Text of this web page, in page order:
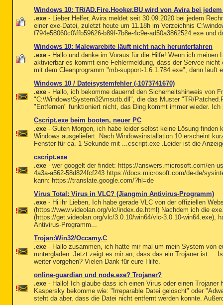
Windows 10: TR/AD.Fire.Hooker.BU wird von Avira bei
.exe - Lieber Helfer, Avira meldet seit 30.09.2020 bei jedem
einer exe-Datei, zuletzt heute um 11.18h im Verzeichnis
f794e58060c0\ffb59626-b89f-7b8e-4c9e-ad50a3862524.exe und
Windows 10: Malewarebite läuft nicht nach herunterfahren
.exe - Hallo und danke im Voraus für die Hilfe! Wenn ich meinen
aktivierbar es kommt eine Fehlermeldung, dass der Servce
mit dem Cleanprogramm "mb-support-1.6.1.784.exe", dann läuft
Windows 10 / Dateisystemfehler (-1073741670)
.exe - Hallo, ich bekomme dauernd den Sicherheitshinweis von
"C:\Windows\System32\msutb.dll", die das Muster "TR/
"Entfernen" funktioniert nicht, das Ding kommt immer wieder. Ich
Cscript.exe beim booten, neuer PC
.exe - Guten Morgen, ich habe leider selbst keine Lösung finden
Windows ausgeliefert. Nach Windowsinstallation 10 erscheint
Fenster für ca. 1 Sekunde mit ...cscript.exe .Leider ist die
cscript.exe
.exe - wer googelt der findet: https://answers.microsoft.com/en-
4a3a-a562-58d824fcf243 https://docs.microsoft.com/de-de/
kann: https://translate.google.com/?hl=de
Virus Total: Virus in VLC? (Jiangmin Antivirus-Programm)
.exe - Hi ihr Lieben, Ich habe gerade VLC von der offiziellen
(https://www.videolan.org/vlc/index.de.html) Nachdem ich die
(https://get.videolan.org/vlc/3.0.10/win64/vlc-3.0.10-win64.exe),
Antivirus-Programm...
Trojan:Win32/Occamy.C
.exe - Hallo zusammen, ich hatte mir mal um mein System von
runtergladen. Jetzt zeigt es mir an, dass das ein Trojaner ist....
weiter vorgehen? Vielen Dank für eure Hilfe.
online-guardian und node.exe? Trojaner?
.exe - Hallo! Ich glaube dass ich einen Virus oder einen Trojaner
Kaspersky bekomme wie: "Irreparable Datei gelöscht" oder
steht da aber, dass die Datei nicht entfernt werden konnte.